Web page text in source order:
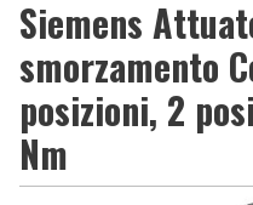
Siemens
smorzamento
posizioni, 2
Nm